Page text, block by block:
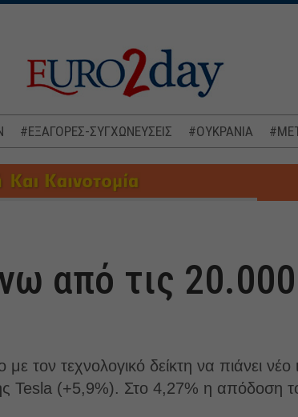
#ΕΞΑΓΟΡΕΣ-ΣΥΓΧΩΝΕΥΣΕΙΣ #ΟΥΚΡΑΝΙΑ
από τις
με τον τεχνολογικό δείκτη να πιάνει
Tesla (+5,9%). Στο 4,27% η απόδοση